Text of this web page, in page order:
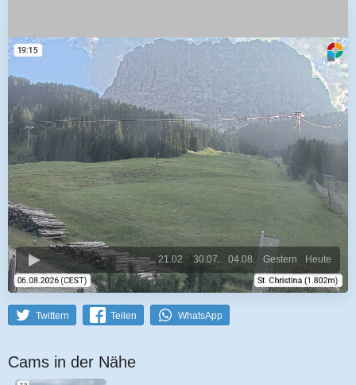
Heute
Gestern
04.08.
30.07.
21.02.
Twittern Teilen WhatsApp
Cams in der Nähe